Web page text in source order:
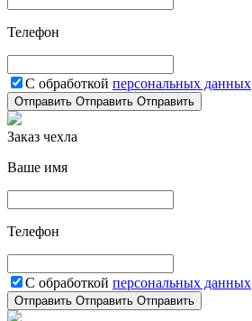
Телефон
С обработкой персональных данных
Отправить Отправить Отправить
Заказ чехла
Ваше имя
Телефон
С обработкой персональных данных
Отправить Отправить Отправить